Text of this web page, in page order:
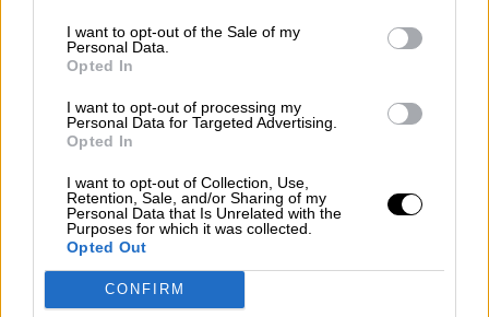
I want to opt-out of the Sale of my
Personal Data.
Opted In
I want to opt-out of processing my
Personal Data for Targeted Advertising.
Opted In
I want to opt-out of Collection, Use,
Retention, Sale, and/or Sharing of my
Personal Data that Is Unrelated with the
Purposes for which it was collected.
Opted Out
CONFIRM
Adriana Lastra en un acto del PSOE. Foto: Europa Press (imagen de archivo)
Adriana Lastra en sintonía con el
presidente Sánchez sobre su
permanencia en la vicepresidencia del
PSOE